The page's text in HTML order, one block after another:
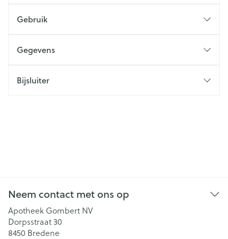
Gebruik
Gegevens
Bijsluiter
Neem contact met ons op
Apotheek Gombert NV
Dorpsstraat 30
8450 Bredene